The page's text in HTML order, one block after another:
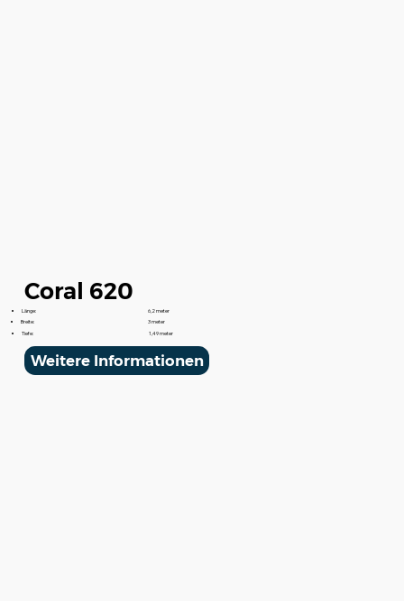
Coral 620
Länge:
6,2 meter
Breite:
3 meter
Tiefe:
1,49 meter
Weitere Informationen